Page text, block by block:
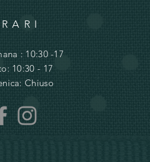
: 10:30 -17
10:30 - 17
Chiuso